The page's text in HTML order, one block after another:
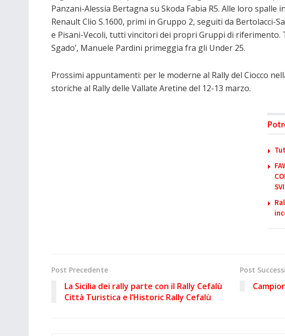
Panzani-Alessia Bertagna su Skoda Fabia R5. Alle loro
Renault Clio S.1600, primi in Gruppo 2, seguiti da Bertolacci-
e Pisani-Vecoli, tutti vincitori dei propri Gruppi di riferimento.
Sgado’, Manuele Pardini primeggia fra gli Under 25.
Prossimi appuntamenti: per le moderne al Rally del Ciocco
storiche al Rally delle Vallate Aretine del 12-13 marzo.
Post Precedente
La Sicilia dei rally parte con il Rally Cefalù
Città Turistica e l’Historic Rally Cefalù
Post